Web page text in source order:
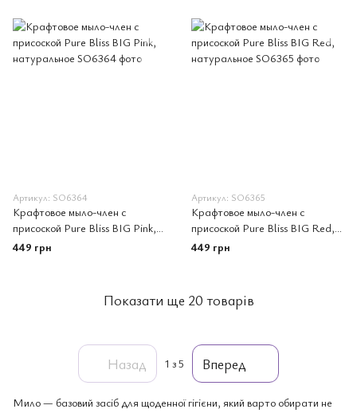
Артикул: SO6364
Крафтовое мыло-член с
присоской Pure Bliss BIG Pink,
натуральное
449 грн
Артикул: SO6365
Крафтовое мыло-член с
присоской Pure Bliss BIG Red,
натуральное
449 грн
Показати ще 20 товарів
Назад 1 з 5 Вперед
Мило — базовий засіб для щоденної гігієни, який варто обирати не